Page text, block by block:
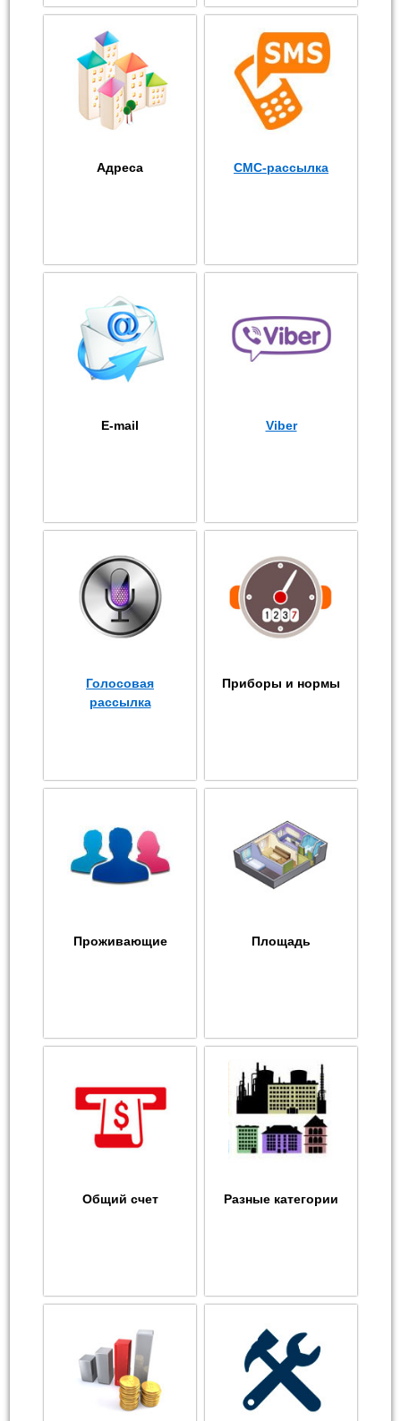
Адреса СМС-рассылка
E-mail Viber
Голосовая
рассылка
Приборы и нормы
Проживающие Площадь
Общий счет Разные категории